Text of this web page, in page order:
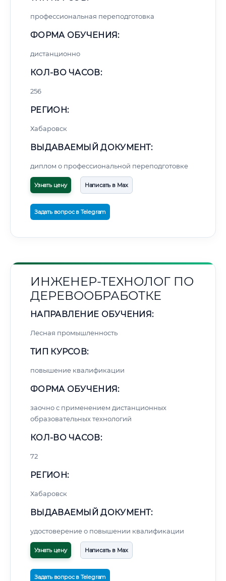
профессиональная переподготовка
ФОРМА ОБУЧЕНИЯ:
дистанционно
КОЛ-ВО ЧАСОВ:
256
РЕГИОН:
Хабаровск
ВЫДАВАЕМЫЙ ДОКУМЕНТ:
диплом о профессиональной переподготовке
Узнать цену Написать в Max
Задать вопрос в Telegram
ИНЖЕНЕР-ТЕХНОЛОГ ПО
ДЕРЕВООБРАБОТКЕ
НАПРАВЛЕНИЕ ОБУЧЕНИЯ:
Лесная промышленность
ТИП КУРСОВ:
повышение квалификации
ФОРМА ОБУЧЕНИЯ:
заочно с применением дистанционных
образовательных технологий
КОЛ-ВО ЧАСОВ:
72
РЕГИОН:
Хабаровск
ВЫДАВАЕМЫЙ ДОКУМЕНТ:
удостоверение о повышении квалификации
Узнать цену Написать в Max
Задать вопрос в Telegram